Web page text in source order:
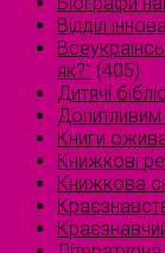
Відділ
як?" (405)
Дитячі
Допитливим
Книги
Книжкові
Книжкова